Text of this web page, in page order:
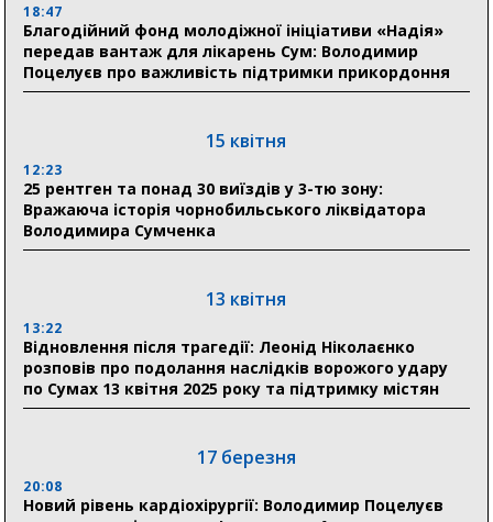
Романько розширює програму відпочинку дітей із
прифронтової Сумщини: перша група оздоровилася
в Австрії
відновлення житла майже на 6,6 млн грн
31 липня
17:52
«Укрексімбанк» припиняє виплату пенсій: у
Пенсійному фонді Сумщини пояснили, що робити
людям
Артем Кобзар вручив родинам 20 полеглих Героїв
відзнаки «Почесного громадянина міста Суми»
18:47
Благодійний фонд молодіжної ініціативи «Надія»
передав вантаж для лікарень Сум: Володимир
Поцелуєв про важливість підтримки прикордоння
15 квітня
12:23
25 рентген та понад 30 виїздів у 3-тю зону:
Вражаюча історія чорнобильського ліквідатора
Володимира Сумченка
13 квітня
13:22
Відновлення після трагедії: Леонід Ніколаєнко
розповів про подолання наслідків ворожого удару
по Сумах 13 квітня 2025 року та підтримку містян
17 березня
20:08
Новий рівень кардіохірургії: Володимир Поцелуєв